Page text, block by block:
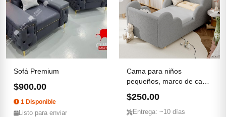
Sofá Premium
$900.00
1 Disponible
Listo para enviar
Cama para niños
pequeños, marco de cama
$250.00
Entrega: ~10 días